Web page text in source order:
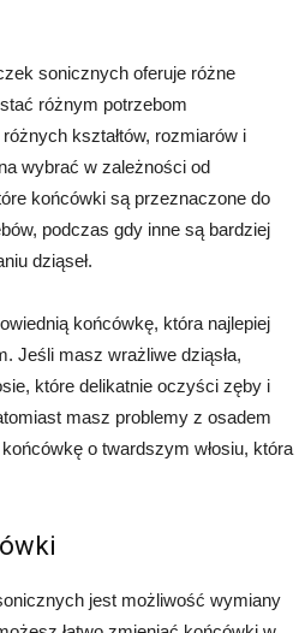
sonicznych oferuje różne
różnym potrzebom
kształtów, rozmiarów i
wybrać w zależności od
końcówki są przeznaczone do
podczas gdy inne są bardziej
dziąseł.
końcówkę, która najlepiej
Jeśli masz wrażliwe dziąsła,
które delikatnie oczyści zęby i
masz problemy z osadem
o twardszym włosiu, która
jest możliwość wymiany